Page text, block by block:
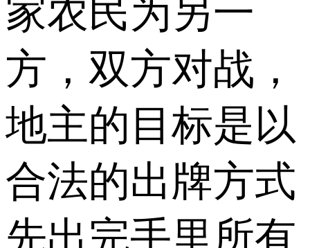
家农民为另一
方，双方对战，
地主的目标是以
合法的出牌方式
先出完手里所有